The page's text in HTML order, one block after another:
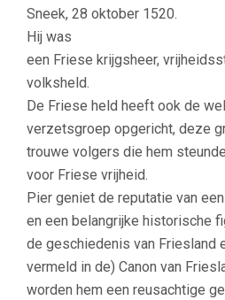
Sneek, 28 oktober 1520.
Hij was
een Friese krijgsheer,
volksheld.
De Friese held heeft ook de
verzetsgroep opgericht, deze
trouwe volgers die hem
voor Friese vrijheid.
Pier geniet de reputatie van
en een belangrijke historische
de geschiedenis van Friesland
vermeld in de) Canon van
worden hem een reusachtige